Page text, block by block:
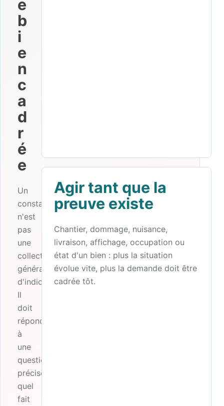
e
b
i
e
n
c
a
d
r
é
e
Un
constat
n'est
pas
une
collecte
générale
d'indices.
Il
doit
répondre
à
une
question
précise :
quel
fait
Agir tant que la
preuve existe
Chantier, dommage, nuisance,
livraison, affichage, occupation ou
état d'un bien : plus la situation
évolue vite, plus la demande doit être
cadrée tôt.